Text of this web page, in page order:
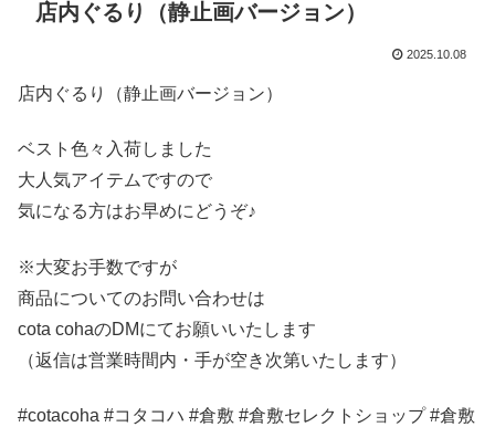
店内ぐるり（静止画バージョン）
2025.10.08
店内ぐるり（静止画バージョン）
ベスト色々入荷しました
大人気アイテムですので
気になる方はお早めにどうぞ♪
※大変お手数ですが
商品についてのお問い合わせは
cota cohaのDMにてお願いいたします
（返信は営業時間内・手が空き次第いたします）
#cotacoha #コタコハ #倉敷 #倉敷セレクトショップ #倉敷